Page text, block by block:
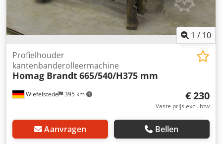
1 / 10
Wiefelstede 395 km
Profielhouder
kantenbanderolleermachine
Homag Brandt665/540/H375 mm
€ 230
Vaste prijs excl. btw
Aanvragen Bellen